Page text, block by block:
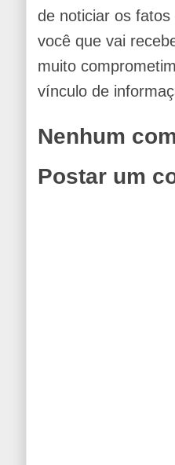
de noticiar os
você que vai
muito
vínculo de
Nenhum
Postar um